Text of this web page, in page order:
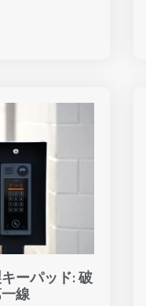
ーパッド: 破
線